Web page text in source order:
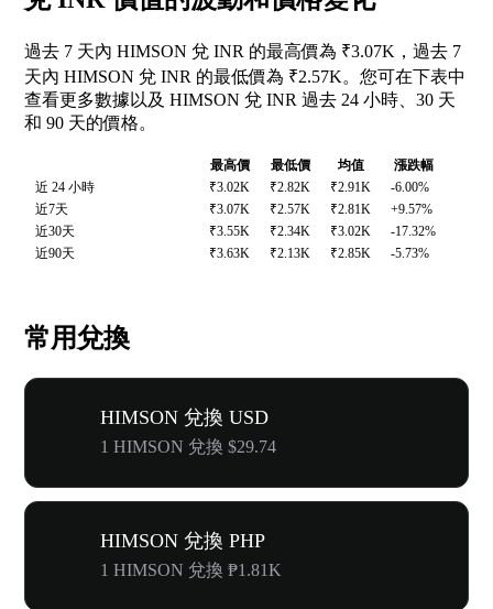
過去 7 天內 HIMSON 兌 INR 的最高價為 ₹3.07K，過去 7
天內 HIMSON 兌 INR 的最低價為 ₹2.57K。您可在下表中
查看更多數據以及 HIMSON 兌 INR 過去 24 小時、30 天
和 90 天的價格。
最高價 最低價 均值
漲跌幅
近 24 小時
₹3.02K ₹2.82K ₹2.91K
-6.00%
近7天
₹3.07K ₹2.57K ₹2.81K
+9.57%
近30天
₹3.55K ₹2.34K ₹3.02K
-17.32%
近90天
₹3.63K ₹2.13K ₹2.85K -5.73%
常用兌換
HIMSON 兌換 USD
1 HIMSON 兌換 $29.74
HIMSON 兌換 PHP
1 HIMSON 兌換 ₱1.81K